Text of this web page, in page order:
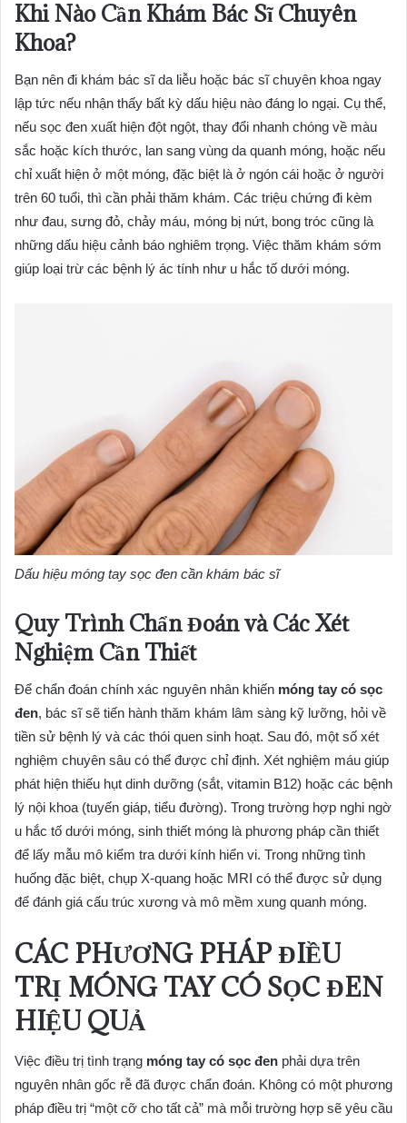
Khi Nào Cần Khám Bác Sĩ Chuyên
Khoa?
Bạn nên đi khám bác sĩ da liễu hoặc bác sĩ chuyên khoa ngay
lập tức nếu nhận thấy bất kỳ dấu hiệu nào đáng lo ngại. Cụ thể,
nếu sọc đen xuất hiện đột ngột, thay đổi nhanh chóng về màu
sắc hoặc kích thước, lan sang vùng da quanh móng, hoặc nếu
chỉ xuất hiện ở một móng, đặc biệt là ở ngón cái hoặc ở người
trên 60 tuổi, thì cần phải thăm khám. Các triệu chứng đi kèm
như đau, sưng đỏ, chảy máu, móng bị nứt, bong tróc cũng là
những dấu hiệu cảnh báo nghiêm trọng. Việc thăm khám sớm
giúp loại trừ các bệnh lý ác tính như u hắc tố dưới móng.
Dấu hiệu móng tay sọc đen cần khám bác sĩ
Quy Trình Chẩn Đoán và Các Xét
Nghiệm Cần Thiết
Để chẩn đoán chính xác nguyên nhân khiến móng tay có sọc
đen, bác sĩ sẽ tiến hành thăm khám lâm sàng kỹ lưỡng, hỏi về
tiền sử bệnh lý và các thói quen sinh hoạt. Sau đó, một số xét
nghiệm chuyên sâu có thể được chỉ định. Xét nghiệm máu giúp
phát hiện thiếu hụt dinh dưỡng (sắt, vitamin B12) hoặc các bệnh
lý nội khoa (tuyến giáp, tiểu đường). Trong trường hợp nghi ngờ
u hắc tố dưới móng, sinh thiết móng là phương pháp cần thiết
để lấy mẫu mô kiểm tra dưới kính hiển vi. Trong những tình
huống đặc biệt, chụp X-quang hoặc MRI có thể được sử dụng
để đánh giá cấu trúc xương và mô mềm xung quanh móng.
CÁC PHƯƠNG PHÁP ĐIỀU
TRỊ MÓNG TAY CÓ SỌC ĐEN
HIỆU QUẢ
Việc điều trị tình trạng móng tay có sọc đen phải dựa trên
nguyên nhân gốc rễ đã được chẩn đoán. Không có một phương
pháp điều trị “một cỡ cho tất cả” mà mỗi trường hợp sẽ yêu cầu